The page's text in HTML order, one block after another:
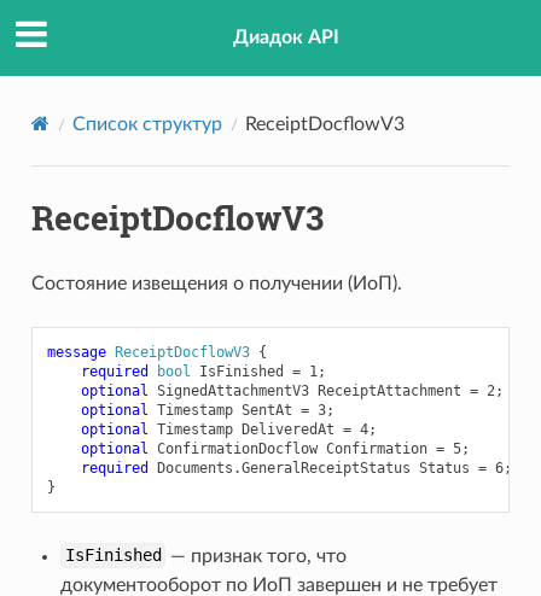
Диадок API
Список структур ReceiptDocflowV3
ReceiptDocflowV3
Состояние извещения о получении (ИоП).
message ReceiptDocflowV3 {
required
bool IsFinished = 1;
optional SignedAttachmentV3 ReceiptAttachment = 2;
optional Timestamp SentAt = 3;
optional Timestamp DeliveredAt = 4;
optional ConfirmationDocflow Confirmation = 5;
required
Documents.GeneralReceiptStatus Status = 6;
}
IsFinished
— признак того, что
документооборот по ИоП завершен и не требует